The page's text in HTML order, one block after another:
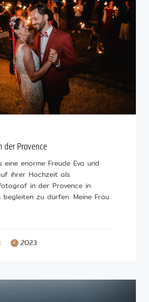
der Provence
eine enorme Freude Eva und
ihrer Hochzeit als
in der Provence in
begleiten zu dürfen. Meine Frau
2023